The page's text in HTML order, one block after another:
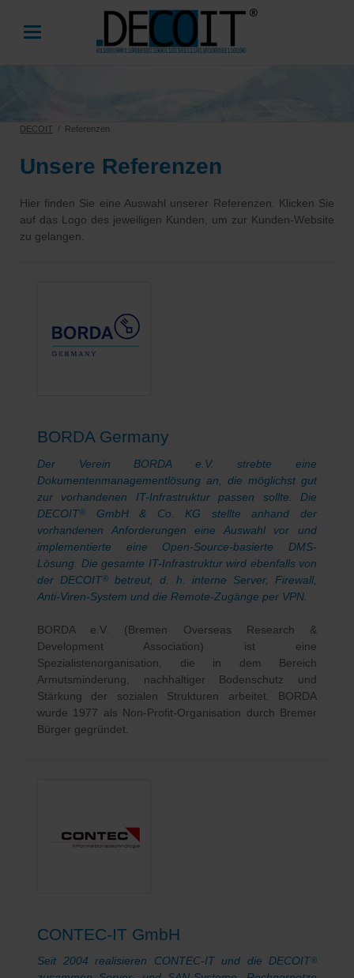
DECOIT Referenzen
Unsere Referenzen
Hier finden Sie eine Auswahl unserer Referenzen. Klicken Sie
auf das Logo des jeweiligen Kunden, um zur Kunden-Website
zu gelangen.
BORDA Germany
Der Verein BORDA e.V. strebte eine
Dokumentenmanagementlösung an, die möglichst gut
zur vorhandenen IT-Infrastruktur passen sollte. Die
DECOIT®
GmbH & Co. KG stellte anhand der
vorhandenen Anforderungen eine Auswahl vor und
implementierte eine Open-Source-basierte DMS-
Lösung. Die gesamte IT-Infrastruktur wird ebenfalls von
der DECOIT®
betreut, d. h. interne Server, Firewall,
Anti-Viren-System und die Remote-Zugänge per VPN.
BORDA e.V. (Bremen Overseas Research &
Development Association) ist eine
Spezialistenorganisation, die in dem Bereich
Armutsminderung, nachhaltiger Bodenschutz und
Stärkung der sozialen Strukturen arbeitet. BORDA
wurde 1977 als Non-Profit-Organisation durch Bremer
Bürger gegründet.
CONTEC-IT GmbH
Seit 2004 realisieren CONTEC-IT und die DECOIT®